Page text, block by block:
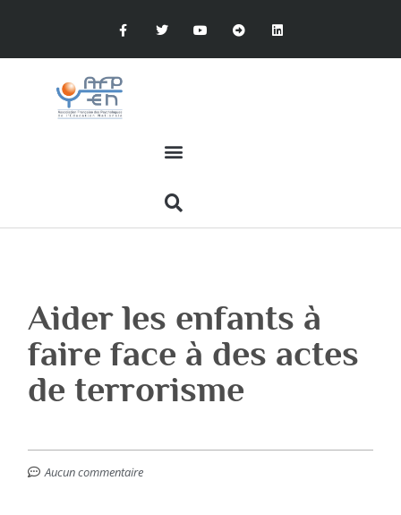
Aider les enfants à
faire face à des actes
de terrorisme
Aucun commentaire